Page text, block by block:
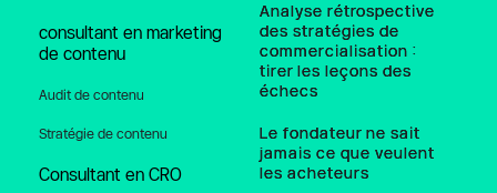
consultant en marketing
de contenu
Audit de contenu
Stratégie de contenu
Consultant en CRO
Analyse rétrospective
des stratégies de
commercialisation :
tirer les leçons des
échecs
Le fondateur ne sait
jamais ce que veulent
les acheteurs